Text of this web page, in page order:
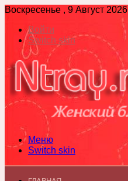
Воскресенье , 9 Август 2026
Войти
Switch skin
Меню
Switch skin